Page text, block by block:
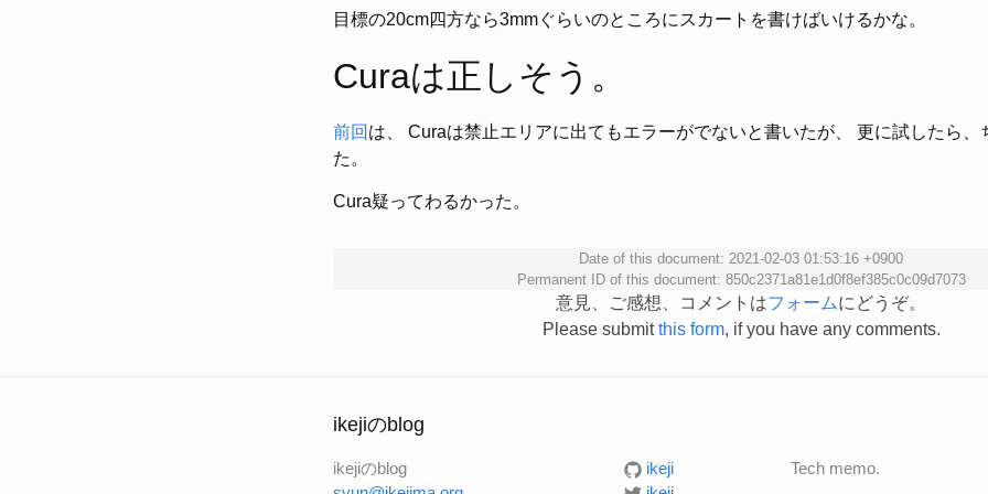
目標の20cm四方なら3mmぐらいのところにスカートを書けばいけるかな。
Curaは正しそう。
前回 は、 Curaは禁止エリアに出てもエラーがでないと書いたが、 更に試したら、
た。
Cura疑ってわるかった。
Date of this document: 2021-02-03 01:53:16 +0900
Permanent ID of this document: 850c2371a81e1d0f8ef385c0c09d7073
意見、ご感想、コメントはフォームにどうぞ。
Please submitthis form, if you have any comments.
ikejiのblog
ikejiのblog
ikeji
Tech memo.